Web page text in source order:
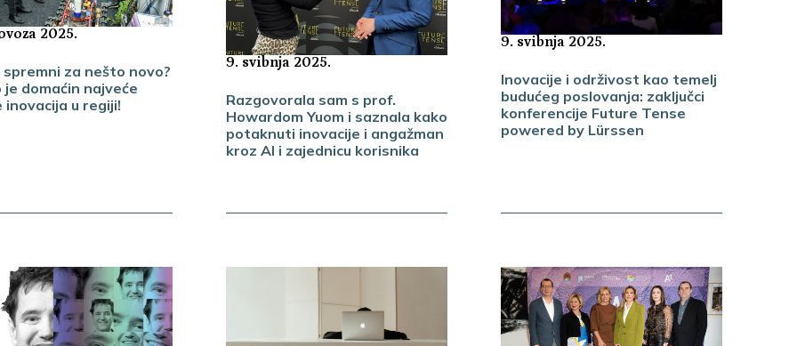
2025.
spremni za nešto novo?
je domaćin najveće
inovacija u regiji!
9. svibnja 2025.
Razgovorala sam s prof.
Howardom Yuom i saznala kako
potaknuti inovacije i angažman
kroz AI i zajednicu korisnika
9. svibnja 2025.
Inovacije i održivost kao temelj
budućeg poslovanja: zaključci
konferencije Future Tense
powered by Lürssen